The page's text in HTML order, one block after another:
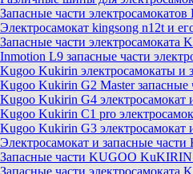
Запасные части
Электросамокат kingsong n12t и
Запасные части электросамоката
Inmotion L9 запасные части
Kugoo Kukirin электросамокаты и
Kugoo Kukirin G2 Master запасные
Kugoo Kukirin G4 электросамокат
Kugoo Kukirin C1 pro
Kugoo Kukirin G3 электросамокат
Электросамокат и запасные
Запасные части KUGOO